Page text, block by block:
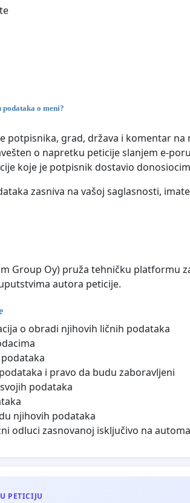
o meni?
potpisnika, grad, država i komentar
o napretku peticije slanjem e-
koje je potpisnik dostavio
zasniva na vašoj saglasnosti,
Group Oy) pruža tehničku platformu
autora peticije.
o obradi njihovih ličnih podataka
i pravo da budu zaboravljeni
podataka
njihovih podataka
odluci zasnovanoj isključivo na
PETICIJU